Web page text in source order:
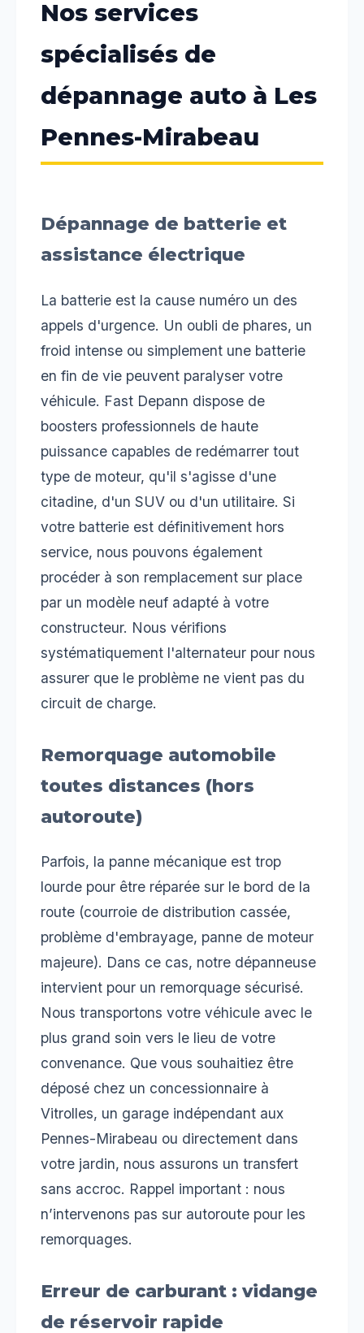
Nos services
spécialisés de
dépannage auto à Les
Pennes-Mirabeau
Dépannage de batterie et
assistance électrique
La batterie est la cause numéro un des
appels d'urgence. Un oubli de phares, un
froid intense ou simplement une batterie
en fin de vie peuvent paralyser votre
véhicule. Fast Depann dispose de
boosters professionnels de haute
puissance capables de redémarrer tout
type de moteur, qu'il s'agisse d'une
citadine, d'un SUV ou d'un utilitaire. Si
votre batterie est définitivement hors
service, nous pouvons également
procéder à son remplacement sur place
par un modèle neuf adapté à votre
constructeur. Nous vérifions
systématiquement l'alternateur pour nous
assurer que le problème ne vient pas du
circuit de charge.
Remorquage automobile
toutes distances (hors
autoroute)
Parfois, la panne mécanique est trop
lourde pour être réparée sur le bord de la
route (courroie de distribution cassée,
problème d'embrayage, panne de moteur
majeure). Dans ce cas, notre dépanneuse
intervient pour un remorquage sécurisé.
Nous transportons votre véhicule avec le
plus grand soin vers le lieu de votre
convenance. Que vous souhaitiez être
déposé chez un concessionnaire à
Vitrolles, un garage indépendant aux
Pennes-Mirabeau ou directement dans
votre jardin, nous assurons un transfert
sans accroc. Rappel important : nous
n’intervenons pas sur autoroute pour les
remorquages.
Erreur de carburant : vidange
de réservoir rapide